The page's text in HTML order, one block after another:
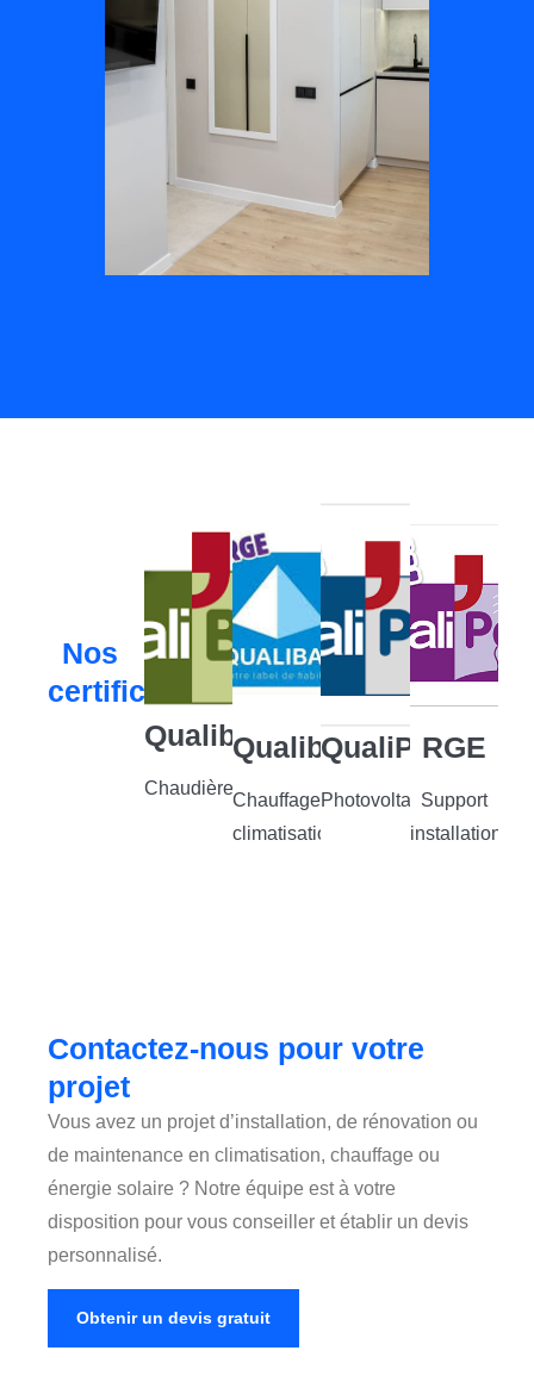
Nos
certifications
Qualibois
Chaudière
Qualibat
Chauffage,
climatisation
QualiPV
Photovoltaïque
RGE
Support
installation
Contactez-nous pour votre
projet
Vous avez un projet d’installation, de rénovation ou
de maintenance en climatisation, chauffage ou
énergie solaire ? Notre équipe est à votre
disposition pour vous conseiller et établir un devis
personnalisé.
Obtenir un devis gratuit